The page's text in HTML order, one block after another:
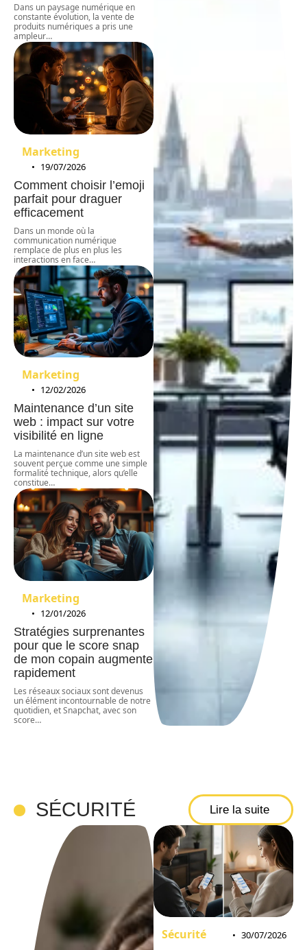
Dans un paysage numérique en
constante évolution, la vente de
produits numériques a pris une
ampleur…
Marketing
19/07/2026
Comment choisir l’emoji
parfait pour draguer
efficacement
Dans un monde où la
communication numérique
remplace de plus en plus les
interactions en face…
Marketing
12/02/2026
Maintenance d’un site
web : impact sur votre
visibilité en ligne
La maintenance d’un site web est
souvent perçue comme une simple
formalité technique, alors qu’elle
constitue…
Marketing
12/01/2026
Stratégies surprenantes
pour que le score snap
de mon copain augmente
rapidement
Les réseaux sociaux sont devenus
un élément incontournable de notre
quotidien, et Snapchat, avec son
score…
SÉCURITÉ Lire la suite
Sécurité 30/07/2026